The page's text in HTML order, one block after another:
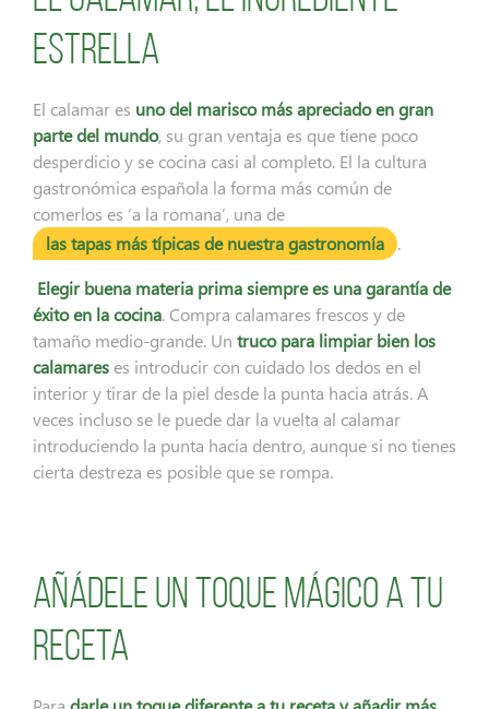
estrella
El calamar es uno del marisco más apreciado en gran
parte del mundo, su gran ventaja es que tiene poco
desperdicio y se cocina casi al completo. El la cultura
gastronómica española la forma más común de
comerlos es ‘a la romana’, una de
las tapas más típicas de nuestra gastronomía
.
Elegir buena materia prima siempre es una garantía de
éxito en la cocina. Compra calamares frescos y de
tamaño medio-grande. Un truco para limpiar bien los
calamares es introducir con cuidado los dedos en el
interior y tirar de la piel desde la punta hacia atrás. A
veces incluso se le puede dar la vuelta al calamar
introduciendo la punta hacia dentro, aunque si no tienes
cierta destreza es posible que se rompa.
Añádele un toque mágico a tu
receta